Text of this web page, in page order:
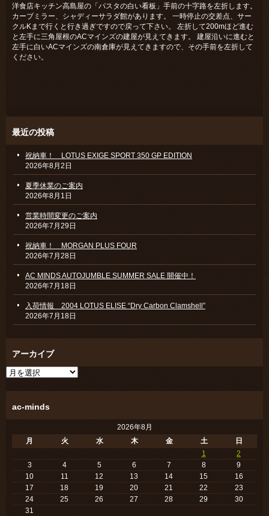
洋食店キッチン高島屋の「パスタの白い看板」手前の十字路を左折します。
カーブミラー、シャディーサラダ館があります。 一時停止の交差点、サー
クルKまで行くと行き過ぎですので戻って下さい。 左折して200mほど進む
と左手に三角屋根のACマインズの建屋が見えてきます。 建屋沿いに進むと
左手に白いACマインズの南倉庫が見えてきますので、その手前を左折して
ください。
最近の投稿
祝納車！ LOTUS EXIGE SPORT 350 GP EDITION
2026年8月2日
夏季休業のご案内
2026年8月1日
営業時間変更のご案内
2026年7月29日
祝納車！ MORGAN PLUS FOUR
2026年7月28日
AC MINDS AUTOJUMBLE SUMMER SALE 開催中！
2026年7月18日
入荷情報 2004 LOTUS ELISE “Dry Carbon Clamshell”
2026年7月18日
アーカイブ
ア
ブac-minds
2026年8月
月
火 水 木 金 土
日
1
2
3
4 5 6 7 8
9
10
11 12 13 14 15
16
17
18 19 20 21 22
23
24
25 26 27 28 29
30
31